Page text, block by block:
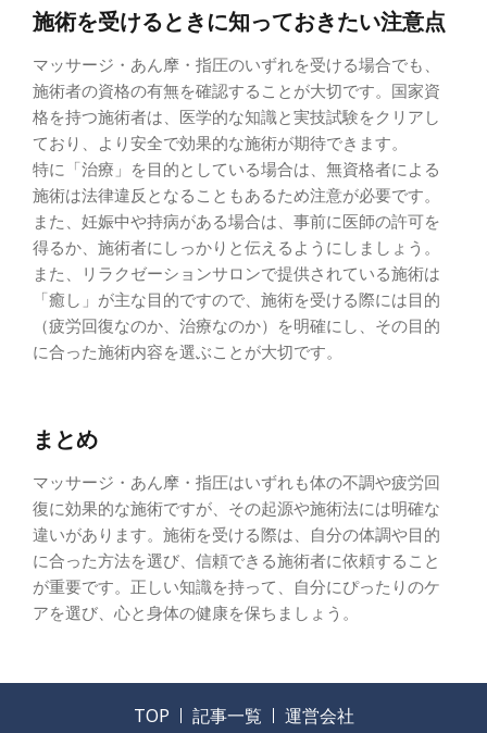
施術を受けるときに知っておきたい注意点
マッサージ・あん摩・指圧のいずれを受ける場合でも、
施術者の資格の有無を確認することが大切です。国家資
格を持つ施術者は、医学的な知識と実技試験をクリアし
ており、より安全で効果的な施術が期待できます。
特に「治療」を目的としている場合は、無資格者による
施術は法律違反となることもあるため注意が必要です。
また、妊娠中や持病がある場合は、事前に医師の許可を
得るか、施術者にしっかりと伝えるようにしましょう。
また、リラクゼーションサロンで提供されている施術は
「癒し」が主な目的ですので、施術を受ける際には目的
（疲労回復なのか、治療なのか）を明確にし、その目的
に合った施術内容を選ぶことが大切です。
まとめ
マッサージ・あん摩・指圧はいずれも体の不調や疲労回
復に効果的な施術ですが、その起源や施術法には明確な
違いがあります。施術を受ける際は、自分の体調や目的
に合った方法を選び、信頼できる施術者に依頼すること
が重要です。正しい知識を持って、自分にぴったりのケ
アを選び、心と身体の健康を保ちましょう。
TOP 記事一覧 運営会社